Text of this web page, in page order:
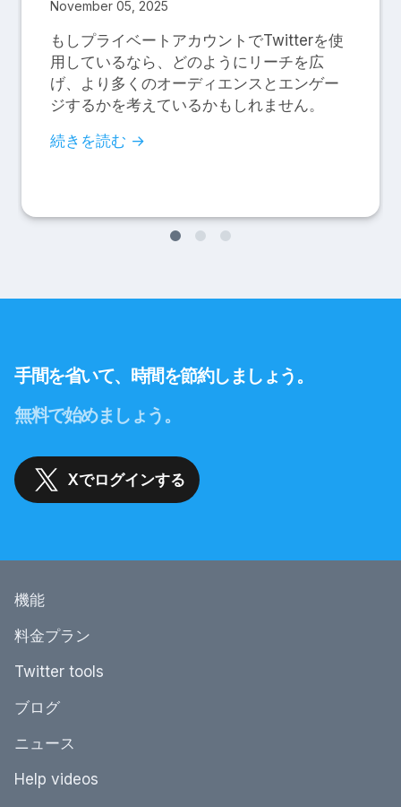
November 05, 2025
もしプライベートアカウントでTwitterを使
用しているなら、どのようにリーチを広
げ、より多くのオーディエンスとエンゲー
ジするかを考えているかもしれません。
続きを読む →
手間を省いて、時間を節約しましょう。
無料で始めましょう。
Xでログインする
機能
料金プラン
Twitter tools
ブログ
ニュース
Help videos